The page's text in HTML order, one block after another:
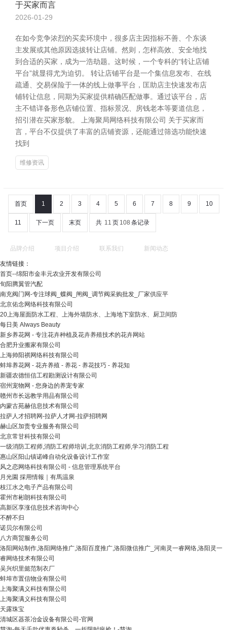
于买家而言
2026-01-29
在如今竞争浓烈的买卖环境中，很多店主因指标不善、个东谈
主发展或其他原因选拔转让店铺。然则，怎样高效、安全地找
到合适的买家，成为一浩劫题。这时候，一个专科的“转让店铺
平台”就显得尤为迫切。 转让店铺平台是一个集信息发布、在线
疏通、交易保险于一体的线上做事平台，匡助店主快速发布店
铺转让信息，同期为买家提供精确匹配做事。通过该平台，店
主不错详备形色店铺位置、指标景况、房钱老本等要道信息，
招引潜在买家形貌。 上海聚局网络科技有限公司 关于买家而
言，平台不仅提供了丰富的店铺资源，还能通过筛选功能快速
找到
维修资讯
首页 1 2 3 4 5 6 7 8 9 10
11 下一页 末页 共 11 页 108 条记录
品牌介绍 项目介绍 联系我们 新闻动态
友情链接：
首页--绵阳市金丰元农业开发有限公司
旬阳腾翼管汽配
南充阀门网-专注球阀_蝶阀_闸阀_调节阀采购批发_厂家供应平
北京佑念网络科技有限公司
20上海屋面防水工程、上海外墙防水、上海地下室防水、厨卫间防
每日美 Always Beauty
新乡养花网 - 专注花卉种植及花卉养殖技术的花卉网站
合肥升业搬家有限公司
上海帅阳祺网络科技有限公司
蚌埠养花网 - 花卉养殖 - 养花 - 养花技巧 - 养花知
新疆农德恒信工程勘测设计有限公司
宿州宠物网 - 您身边的养宠专家
赣州市长远教学用品有限公司
内蒙古苑赫信息技术有限公司
拉萨人才招聘网-拉萨人才网-拉萨招聘网
赫山区加责专业服务有限公司
北京常甘科技有限公司
一级消防工程师,消防工程师培训,北京消防工程师,学习消防工程
惠山区阳山镇诺峰自动化设备设计工作室
风之恋网络科技有限公司 - 信息管理系统平台
月光園 採用情報｜有馬温泉
枝江水之电子产品有限公司
霍州市彬朗科技有限公司
高新区享涨信息技术咨询中心
不醉不归
诺贝尔有限公司
八方商贸服务公司
洛阳网站制作,洛阳网络推广,洛阳百度推广,洛阳微信推广_河南灵一睿网络,洛阳灵一
睿网络技术有限公司
吴兴织里懿范制衣厂
蚌埠市置信物业有限公司
上海聚满义科技有限公司
上海聚满义科技有限公司
天露珠宝
清城区器茶冶金设备有限公司-官网